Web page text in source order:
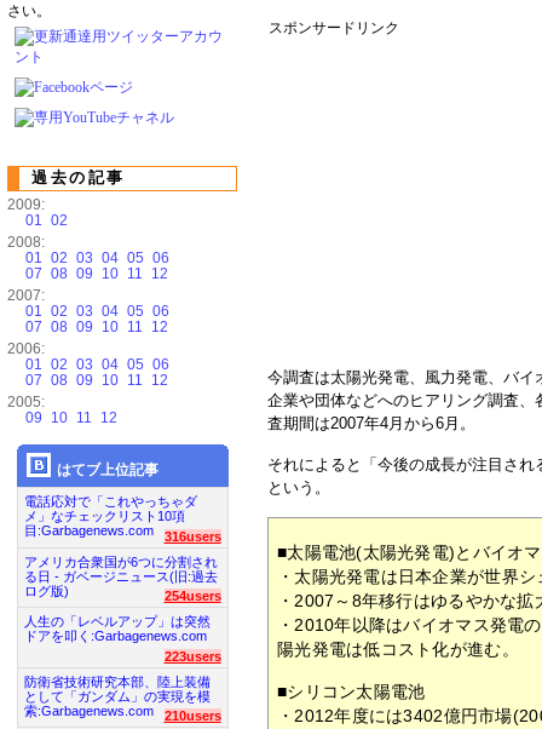
スポンサードリンク
今調査は太陽光発電、風力発電、バ
企業や団体などへのヒアリング調査
査期間は2007年4月から6月。
それによると「今後の成長が注目さ
という。
■太陽電池(太陽光発電)とバイオ
・太陽光発電は日本企業が世界
・2007～8年移行はゆるやかな拡
・2010年以降はバイオマス発電
陽光発電は低コスト化が進む。
■シリコン太陽電池
・2012年度には3402億円市場
さい。
過去の記事
2009:
01 02
2008:
01 02 03 04 05 06
07 08 09 10 11
12
2007:
01 02 03 04 05 06
07 08 09 10 11
12
2006:
01 02 03 04 05 06
07 08 09 10 11
12
2005:
09
10 11 12
はてブ上位記事
電話応対で「これやっちゃダ
メ」なチェックリスト10項
目:Garbagenews.com
316users
アメリカ合衆国が6つに分割され
る日 - ガベージニュース(旧:過去
ログ版)
254users
人生の「レベルアップ」は突然
ドアを叩く:Garbagenews.com
223users
防衛省技術研究本部、陸上装備
として「ガンダム」の実現を模
索:Garbagenews.com
210users